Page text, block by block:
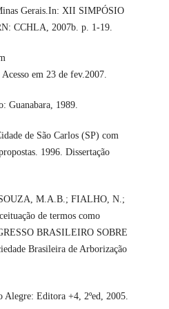
Gerais.In: XII SIMPÓSIO
CCHLA, 2007b. p. 1-19.
Acesso em 23 de fev.2007.
Guanabara, 1989.
de São Carlos (SP) com
1996. Dissertação
M.A.B.; FIALHO, N.;
de termos como
BRASILEIRO SOBRE
Brasileira de Arborização
Editora +4, 2ºed, 2005.